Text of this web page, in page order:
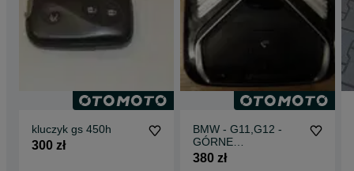
kluczyk gs 450h
300 zł
BMW - G11,G12 -
GÓRNE
OŚWIETLENIE
380 zł